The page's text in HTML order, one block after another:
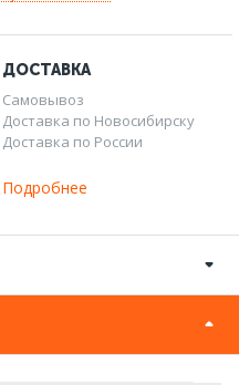
ДОСТАВКА
Самовывоз
Доставка по Новосибирску
Доставка по России
Подробнее